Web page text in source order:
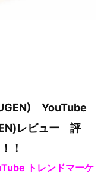
YouTube
レビュー 評
！
トレンドマーケ